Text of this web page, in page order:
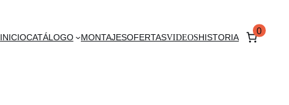
INICIOCATÁLOGO MONTAJESOFERTASVIDEOSHISTORIA
0